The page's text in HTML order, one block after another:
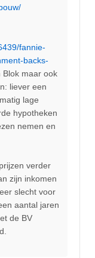
fannie-
backs-
Blok maar ook
liever een
lage
hypotheken
nemen en
verder
zijn inkomen
slecht voor
aantal jaren
de BV